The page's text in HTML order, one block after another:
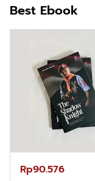
Best Ebook
Rp90.576